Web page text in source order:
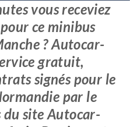
vous receviez
ce minibus
? Autocar-
gratuit,
signés pour le
par le
du site Autocar-